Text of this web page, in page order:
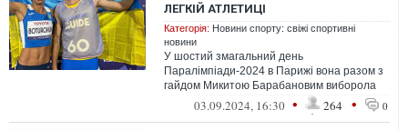
ЛЕГКІЙ АТЛЕТИЦІ
Категорія: Новини спорту: свіжі спортивні
новини
У шостий змагальний день
Паралімпіади-2024 в Парижі вона разом з
гайдом Микитою Барабановим виборола
"бронзу" у бігу на 400 метрів (клас Т12)
03.09.2024, 16:30 • 264 • 0